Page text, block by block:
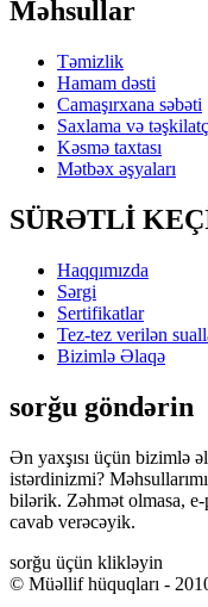
Məhsullar
Təmizlik
Hamam dəsti
Camaşırxana səbəti
Saxlama və
Kəsmə taxtası
Mətbəx əşyaları
SÜRƏTLİ
Haqqımızda
Sərgi
Sertifikatlar
Tez-tez verilən
Bizimlə Əlaqə
sorğu göndərin
Ən yaxşısı üçün bizimlə
istərdinizmi?
bilərik. Zəhmət olmasa,
cavab verəcəyik.
sorğu üçün klikləyin
© Müəllif hüquqları -